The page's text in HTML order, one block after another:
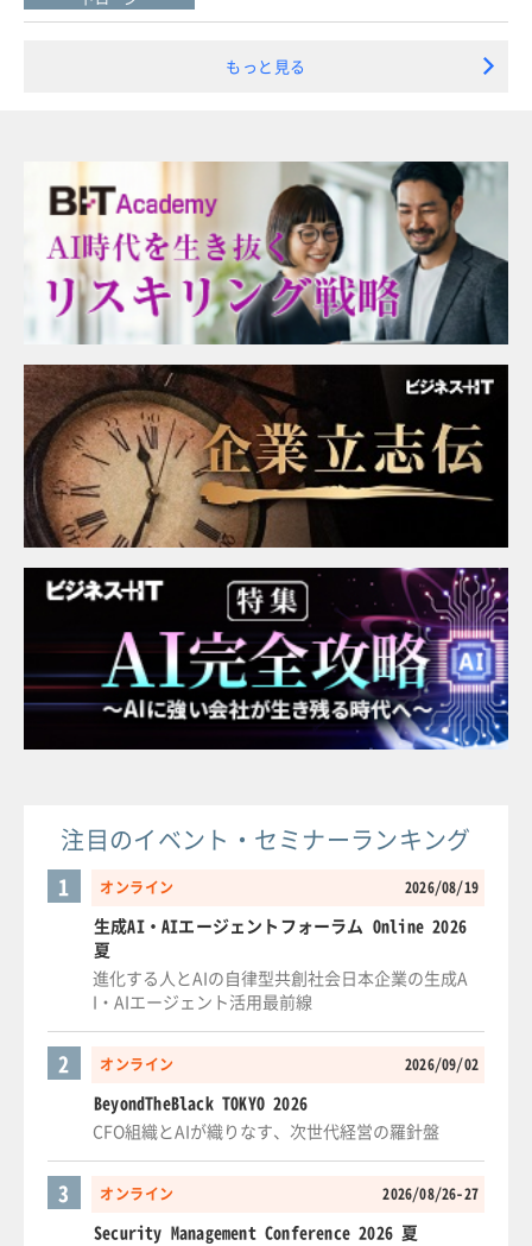
もっと見る
注目のイベント・セミナーランキング
オンライン 2026/08/19
1
生成AI・AIエージェントフォーラム Online 2026
夏
進化する人とAIの自律型共創社会日本企業の生成A
I・AIエージェント活用最前線
オンライン 2026/09/02
2
BeyondTheBlack TOKYO 2026
CFO組織とAIが織りなす、次世代経営の羅針盤
オンライン 2026/08/26-27
3
Security Management Conference 2026 夏